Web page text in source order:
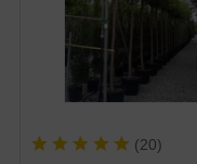
(20)